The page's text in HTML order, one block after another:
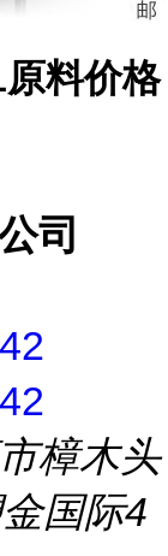
料价格
司
樟木头
国际4